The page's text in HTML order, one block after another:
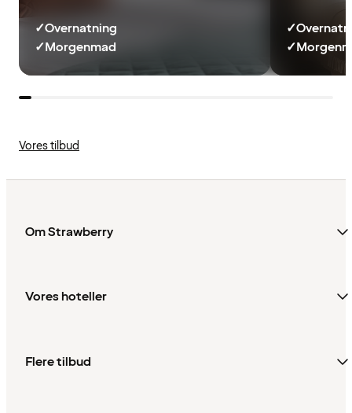
✓Overnatning
✓Morgenmad
✓
✓
Vores tilbud
Om Strawberry
Vores hoteller
Flere tilbud